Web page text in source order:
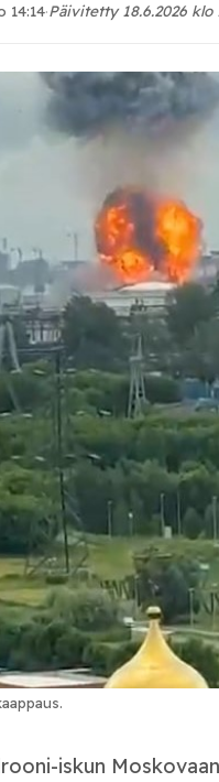
14:14·Päivitetty 18.6.2026 klo
iskun